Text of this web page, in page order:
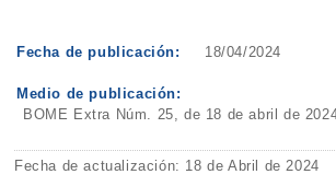
Fecha de publicación: 18/04/2024
Medio de publicación:
BOME Extra Núm. 25, de 18 de abril de
Fecha de actualización: 18 de Abril de 2024